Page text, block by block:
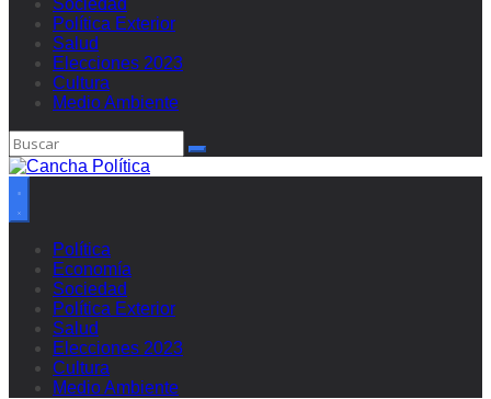
Sociedad
Política Exterior
Salud
Elecciones 2023
Cultura
Medio Ambiente
Política
Economía
Sociedad
Política Exterior
Salud
Elecciones 2023
Cultura
Medio Ambiente